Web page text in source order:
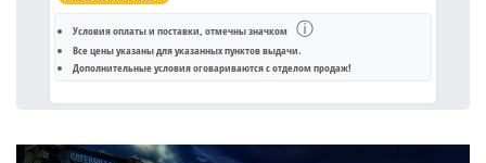
Условия оплаты и поставки, отмечны значком ⓘ
Все цены указаны дляуказанных пунктов выдачи.
Дополнительные условия оговариваются с отделом продаж!